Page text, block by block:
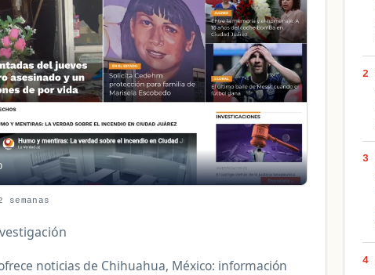
noticias de Chihuahua, México: información
2
3
4